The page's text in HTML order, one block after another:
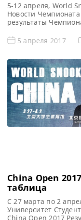
5-12 апреля, World
Новости
результаты
матчей Чемпионата
квалификации
Кэррингтон — 104
— 122, 134 Стивен […]
5 апреля 2017
China Open
таблица
С 27 марта по 2
Университет
China Open 2017